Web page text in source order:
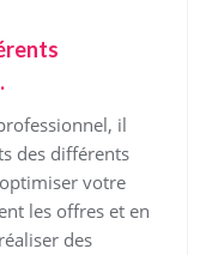
il
des différents
votre
les offres et en
des